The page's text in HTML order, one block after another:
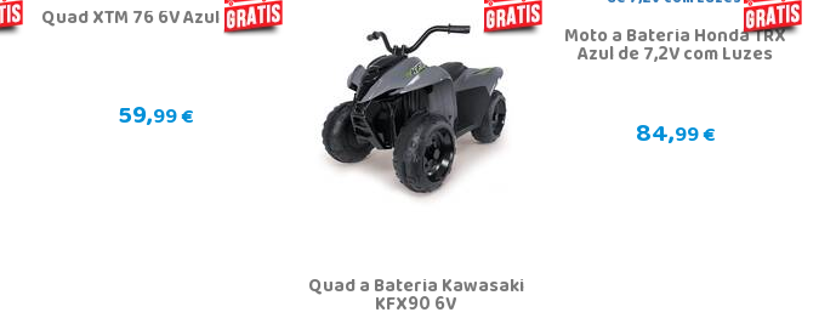
Quad XTM 76 6V Azul Claro
59,99 €
Quad a Bateria Kawasaki
KFX90 6V
Moto a Bateria Honda TRX
Azul de 7,2V com Luzes
84,99 €